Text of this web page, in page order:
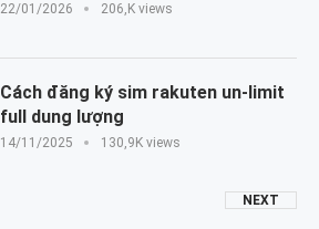
22/01/2026 206,K views
Cách đăng ký sim rakuten un-limit
full dung lượng
14/11/2025 130,9K views
NEXT